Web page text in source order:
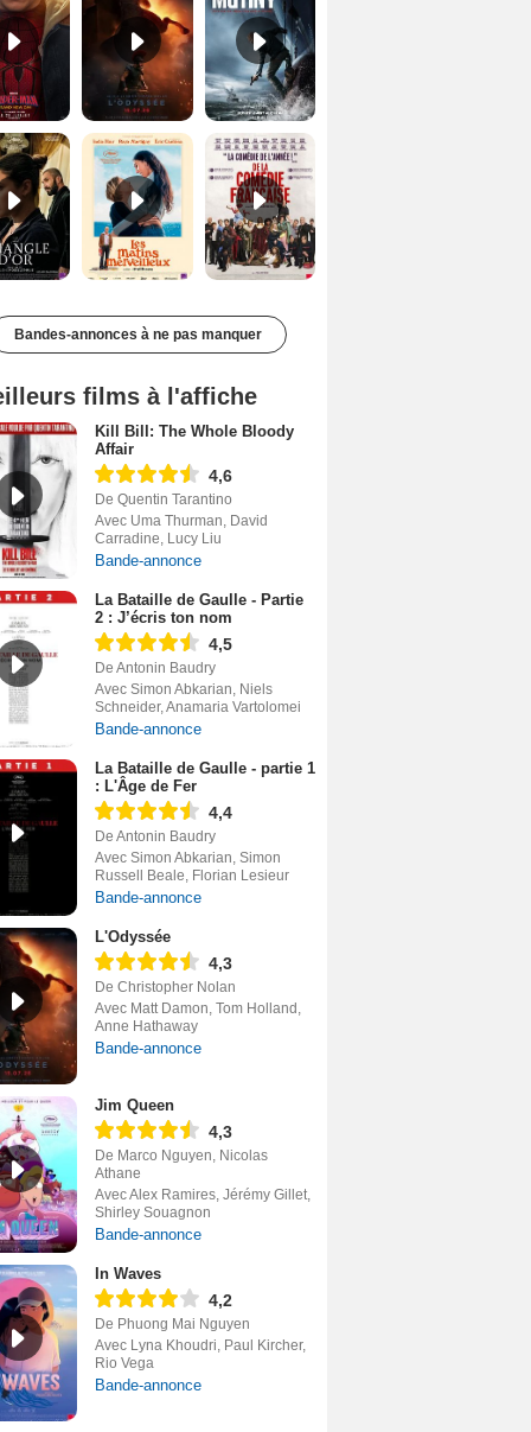
Les Matins merveilleux Bande-annonce VF De la Comédie-Française Teaser VF
Bandes-annonces à ne pas manquer
films à l'affiche
Kill Bill: The Whole Bloody
Affair
4,6
De Quentin Tarantino
Avec Uma Thurman, David
Carradine, Lucy Liu
Bande-annonce
La Bataille de Gaulle - Partie
2 : J’écris ton nom
4,5
De Antonin Baudry
Avec Simon Abkarian, Niels
Schneider, Anamaria Vartolomei
Bande-annonce
La Bataille de Gaulle - partie 1
: L'Âge de Fer
4,4
De Antonin Baudry
Avec Simon Abkarian, Simon
Russell Beale, Florian Lesieur
Bande-annonce
L'Odyssée
4,3
De Christopher Nolan
Avec Matt Damon, Tom Holland,
Anne Hathaway
Bande-annonce
Jim Queen
4,3
De Marco Nguyen, Nicolas
Athane
Avec Alex Ramires, Jérémy Gillet,
Shirley Souagnon
Bande-annonce
In Waves
4,2
De Phuong Mai Nguyen
Avec Lyna Khoudri, Paul Kircher,
Rio Vega
Bande-annonce